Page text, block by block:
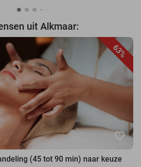
uit Alkmaar:
63%
favorite_border
(45 tot 90 min) naar keuze